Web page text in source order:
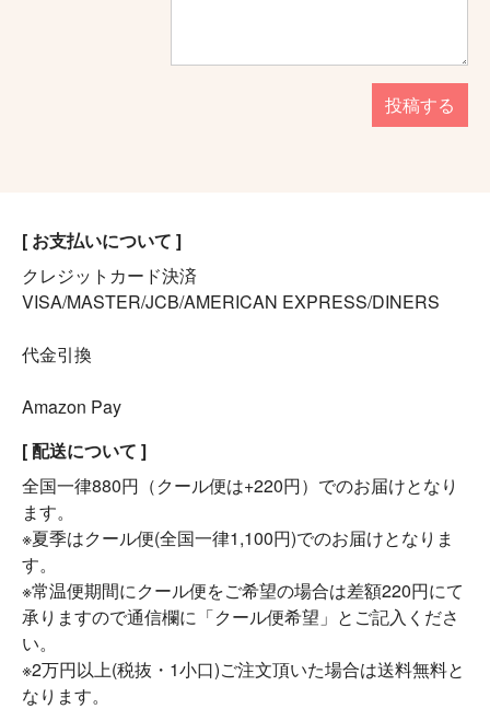
投稿する
[ お支払いについて ]
クレジットカード決済
VISA/MASTER/JCB/AMERICAN EXPRESS/DINERS
代金引換
Amazon Pay
[ 配送について ]
全国一律880円（クール便は+220円）でのお届けとなり
ます。
※夏季はクール便(全国一律1,100円)でのお届けとなりま
す。
※常温便期間にクール便をご希望の場合は差額220円にて
承りますので通信欄に「クール便希望」とご記入くださ
い。
※2万円以上(税抜・1小口)ご注文頂いた場合は送料無料と
なります。